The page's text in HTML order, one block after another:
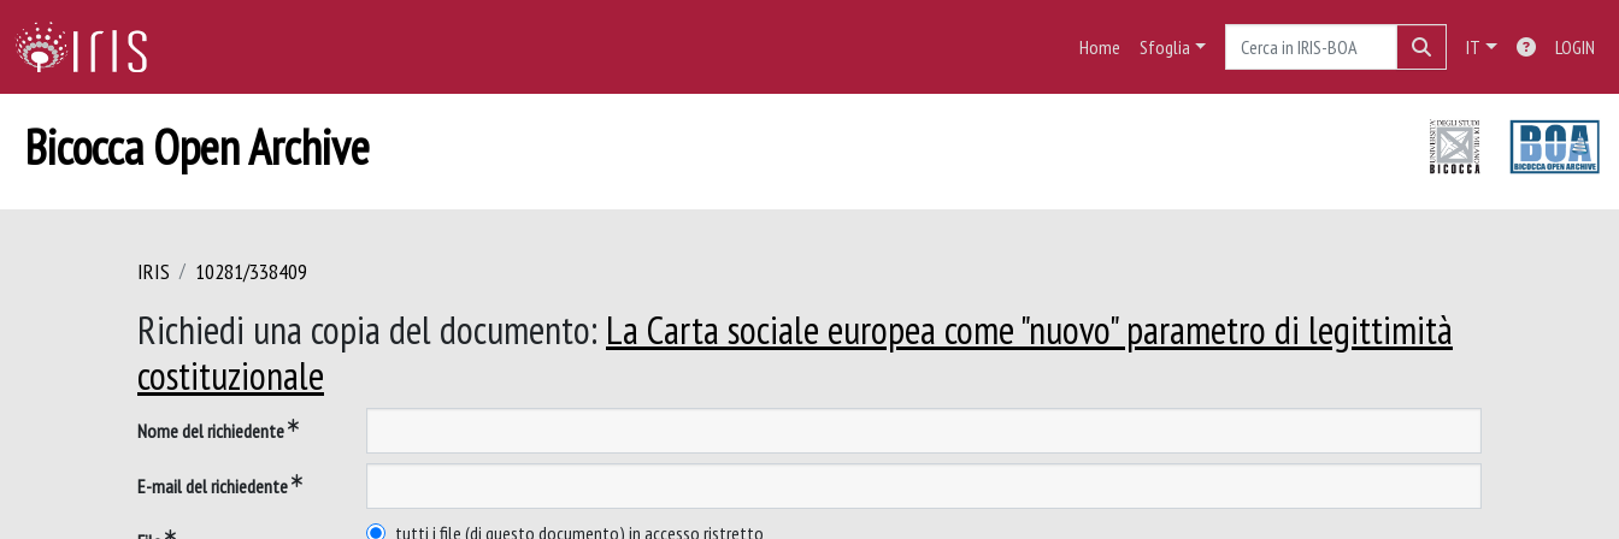
Home Sfoglia IT LOGIN
Bicocca Open Archive
IRIS 10281/338409
Richiedi una copia del documento: La Carta sociale europea come "nuovo" parametro di legittimità
costituzionale
Nome del richiedente
E-mail del richiedente
tutti i file (di questo documento) in accesso ristretto